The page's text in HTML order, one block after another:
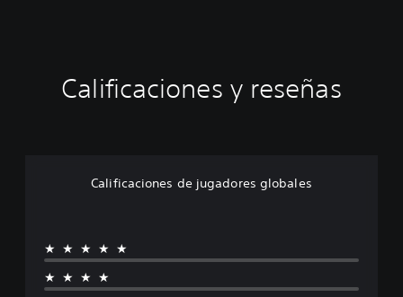
Calificaciones y reseñas
Calificaciones de jugadores globales
★★★★★
★★★★